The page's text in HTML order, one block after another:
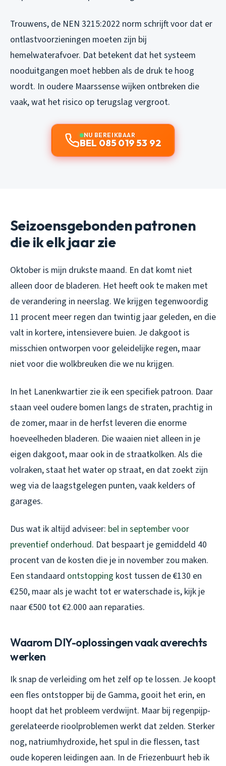
Trouwens, de NEN 3215:2022 norm schrijft voor dat er
ontlastvoorzieningen moeten zijn bij
hemelwaterafvoer. Dat betekent dat het systeem
nooduitgangen moet hebben als de druk te hoog
wordt. In oudere Maarssense wijken ontbreken die
vaak, wat het risico op terugslag vergroot.
NU BEREIKBAAR
BEL 085 019 53 92
Seizoensgebonden patronen
die ik elk jaar zie
Oktober is mijn drukste maand. En dat komt niet
alleen door de bladeren. Het heeft ook te maken met
de verandering in neerslag. We krijgen tegenwoordig
11 procent meer regen dan twintig jaar geleden, en die
valt in kortere, intensievere buien. Je dakgoot is
misschien ontworpen voor geleidelijke regen, maar
niet voor die wolkbreuken die we nu krijgen.
In het Lanenkwartier zie ik een specifiek patroon. Daar
staan veel oudere bomen langs de straten, prachtig in
de zomer, maar in de herfst leveren die enorme
hoeveelheden bladeren. Die waaien niet alleen in je
eigen dakgoot, maar ook in de straatkolken. Als die
volraken, staat het water op straat, en dat zoekt zijn
weg via de laagstgelegen punten, vaak kelders of
garages.
Dus wat ik altijd adviseer: bel in september voor
preventief onderhoud. Dat bespaart je gemiddeld 40
procent van de kosten die je in november zou maken.
Een standaard ontstopping kost tussen de €130 en
€250, maar als je wacht tot er waterschade is, kijk je
naar €500 tot €2.000 aan reparaties.
Waarom DIY-oplossingen vaak averechts
werken
Ik snap de verleiding om het zelf op te lossen. Je koopt
een fles ontstopper bij de Gamma, gooit het erin, en
hoopt dat het probleem verdwijnt. Maar bij regenpijp-
gerelateerde rioolproblemen werkt dat zelden. Sterker
nog, natriumhydroxide, het spul in die flessen, tast
oude koperen leidingen aan. In de Friezenbuurt heb ik